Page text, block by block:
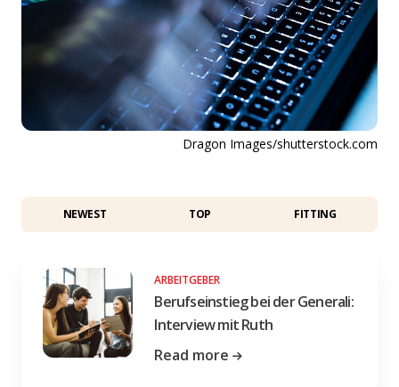
Dragon Images/shutterstock.com
NEWEST TOP FITTING
ARBEITGEBER
Berufseinstieg bei der Generali:
Interview mit Ruth
Read more